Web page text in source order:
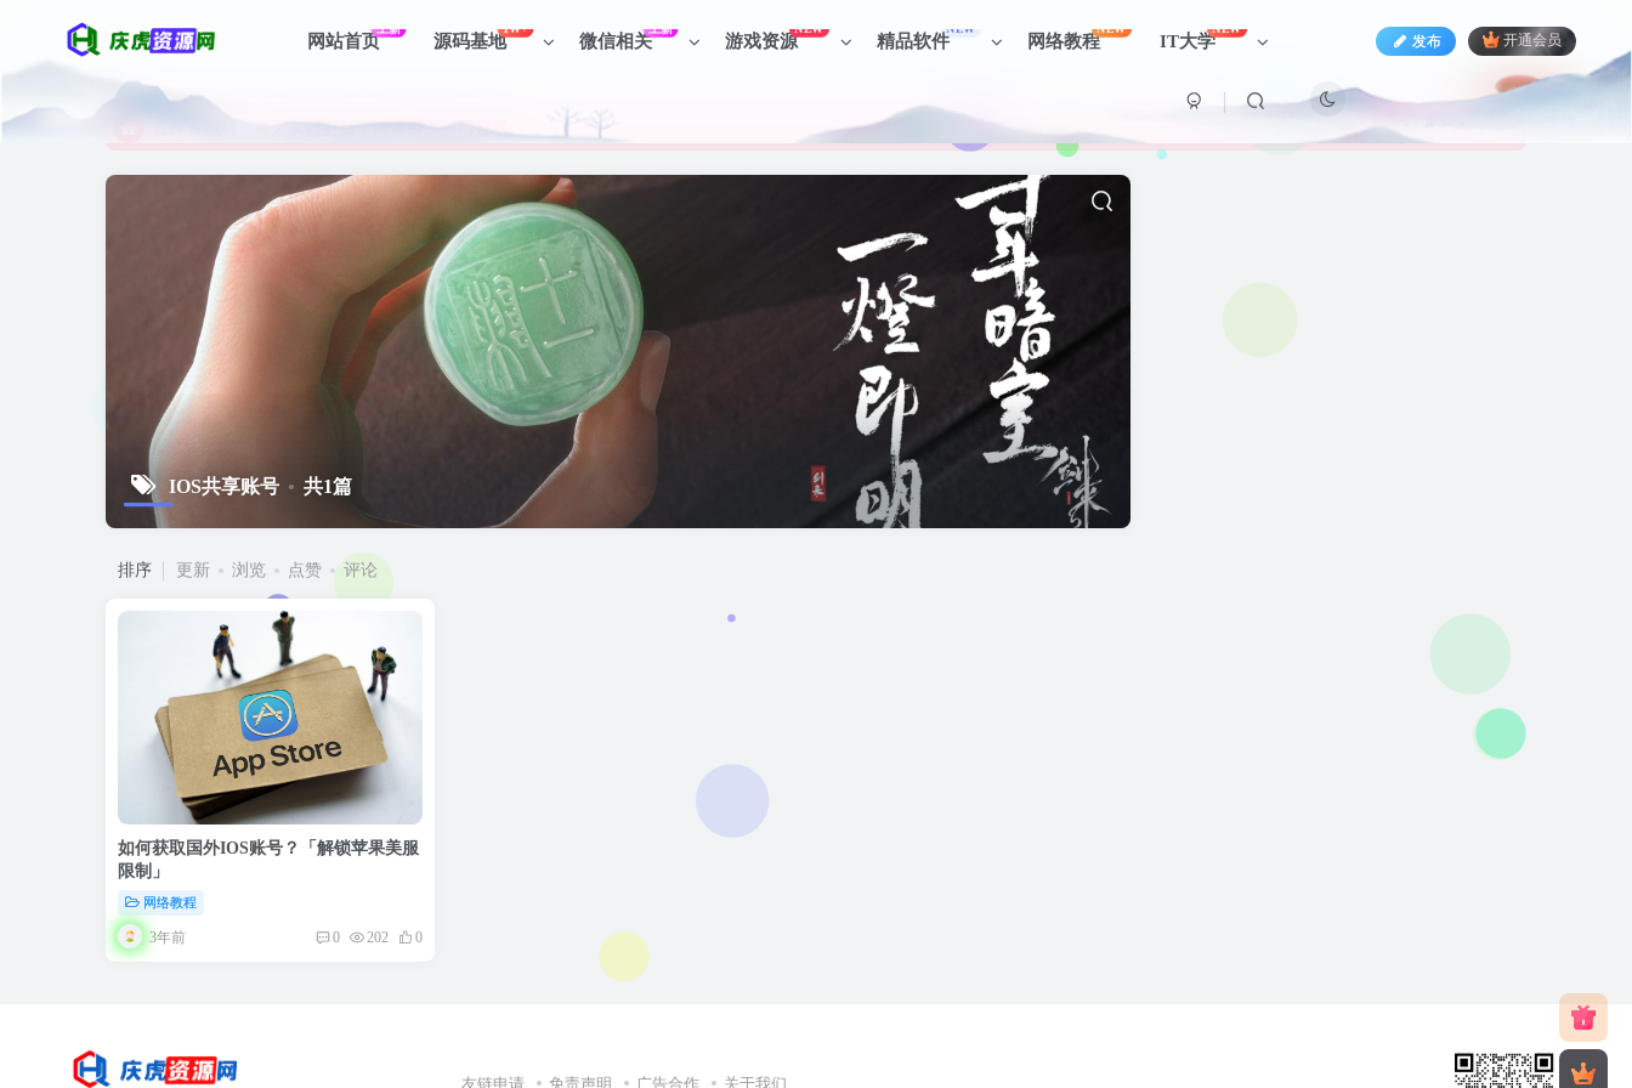
网站首页
上新
源码基地
1W+
微信相关
上新
游戏资源
NEW
精品软件
NEW
网络教程
NEW
IT大学
NEW
发布 开通会员
资深资源站，每天实时更新，海量资源一网打尽。
【启明网】找项目 + 低成本创业 + 减少信息差 + 见识各种项目 + 提升网创认知。
资深资源站，每天实时更新，海量资源一网打尽。
IOS共享账号 共1篇
排序 更新 浏览 点赞 评论
如何获取国外IOS账号？「解锁苹果美服
限制」
网络教程
3年前 0 202 0
友链申请 免责声明 广告合作 关于我们